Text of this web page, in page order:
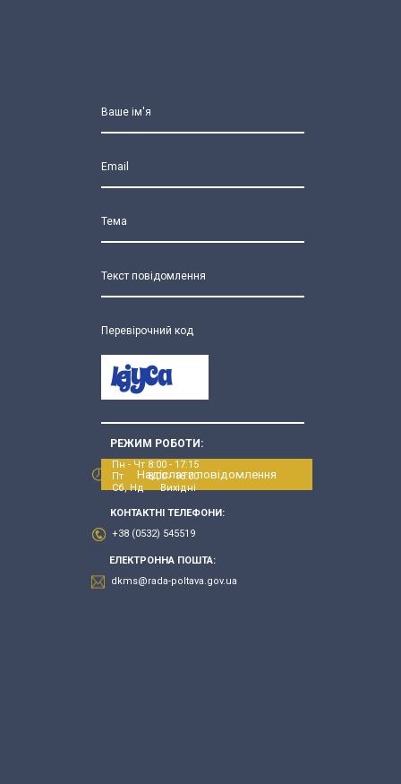
Ваше ім'я
Email
Тема
Текст повідомлення
Перевірочний код
Надіслати повідомлення
РЕЖИМ РОБОТИ:
Пн - Чт 8:00 - 17:15
Пт 8:00 - 16:00
Сб, Нд Вихідні
КОНТАКТНІ ТЕЛЕФОНИ:
+38 (0532) 545519
ЕЛЕКТРОННА ПОШТА:
dkms@rada-poltava.gov.ua